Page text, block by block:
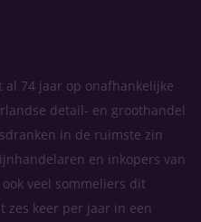
74 jaar op onafhankelijke
detail- en groothandel
in de ruimste zin
en inkopers van
veel sommeliers dit
zes keer per jaar in een